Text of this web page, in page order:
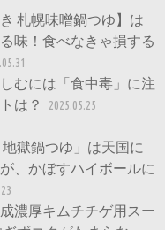
札幌味噌鍋つゆ】は
味！食べなきゃ損する
むには「食中毒」に注
は？
2025.05.25
地獄鍋つゆ」は天国に
、かぼすハイボールに
濃厚キムチチゲ用スー